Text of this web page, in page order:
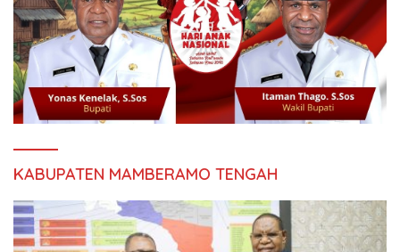
KABUPATEN MAMBERAMO TENGAH